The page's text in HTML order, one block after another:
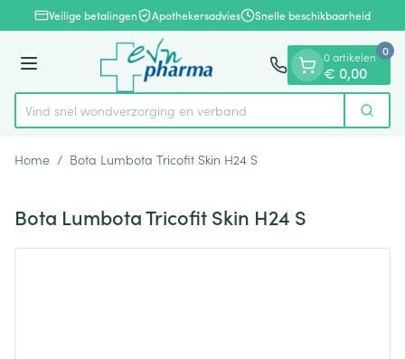
Ga naar de inhoud
1 van 1Veilige betalingen Apothekersadvies Snelle beschikbaarheid
Menu
Product, merk, categorie...
Vind snel wondverzorging en verband Zoek
0 artikelen
€ 0,00
0
Home / Bota Lumbota Tricofit Skin H24 S
Bota Lumbota Tricofit Skin H24 S